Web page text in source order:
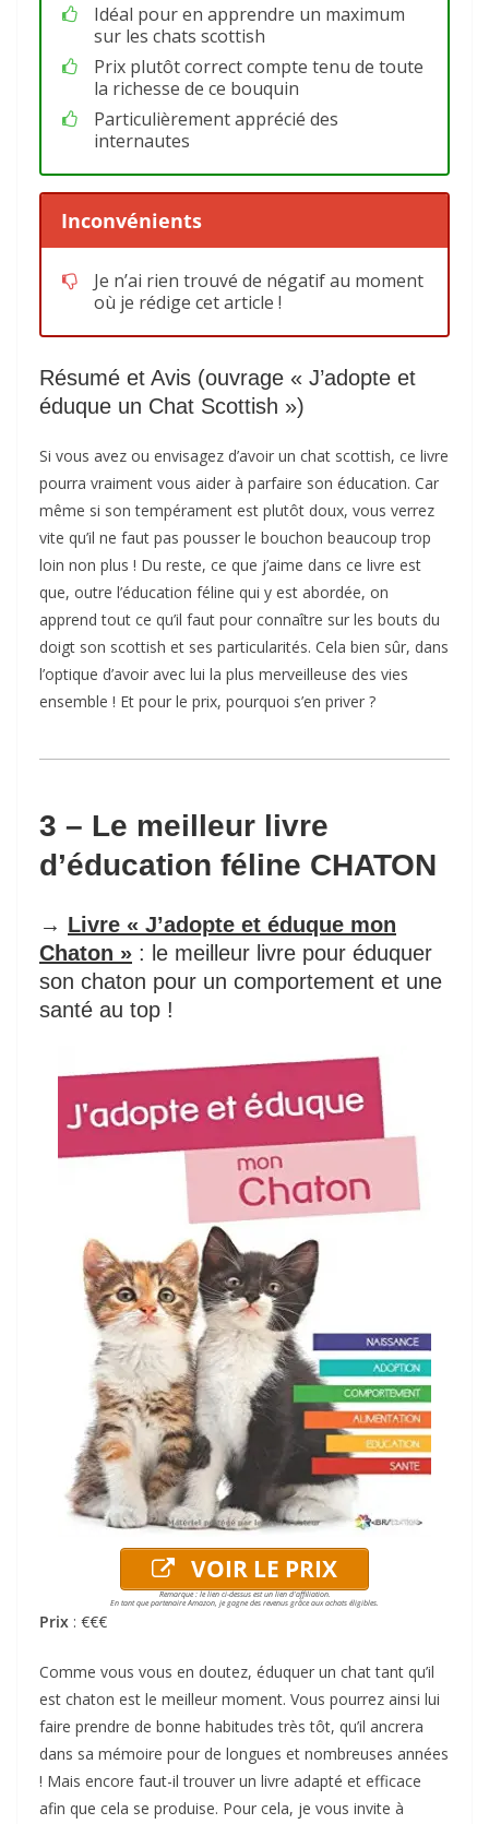
Idéal pour en apprendre un maximum
sur les chats scottish
Prix plutôt correct compte tenu de toute
la richesse de ce bouquin
Particulièrement apprécié des
internautes
Inconvénients
Je n’ai rien trouvé de négatif au moment
où je rédige cet article !
Résumé et Avis (ouvrage « J’adopte et
éduque un Chat Scottish »)
Si vous avez ou envisagez d’avoir un chat scottish, ce livre
pourra vraiment vous aider à parfaire son éducation. Car
même si son tempérament est plutôt doux, vous verrez
vite qu’il ne faut pas pousser le bouchon beaucoup trop
loin non plus ! Du reste, ce que j’aime dans ce livre est
que, outre l’éducation féline qui y est abordée, on
apprend tout ce qu’il faut pour connaître sur les bouts du
doigt son scottish et ses particularités. Cela bien sûr, dans
l’optique d’avoir avec lui la plus merveilleuse des vies
ensemble ! Et pour le prix, pourquoi s’en priver ?
3 – Le meilleur livre
d’éducation féline CHATON
→ Livre « J’adopte et éduque mon
Chaton » : le meilleur livre pour éduquer
son chaton pour un comportement et une
santé au top !
VOIR LE PRIX
Remarque : le lien ci-dessus est un lien d'affiliation.
En tant que partenaire Amazon, je gagne des revenus grâce aux achats éligibles.
Prix : €€€
Comme vous vous en doutez, éduquer un chat tant qu’il
est chaton est le meilleur moment. Vous pourrez ainsi lui
faire prendre de bonne habitudes très tôt, qu’il ancrera
dans sa mémoire pour de longues et nombreuses années
! Mais encore faut-il trouver un livre adapté et efficace
afin que cela se produise. Pour cela, je vous invite à